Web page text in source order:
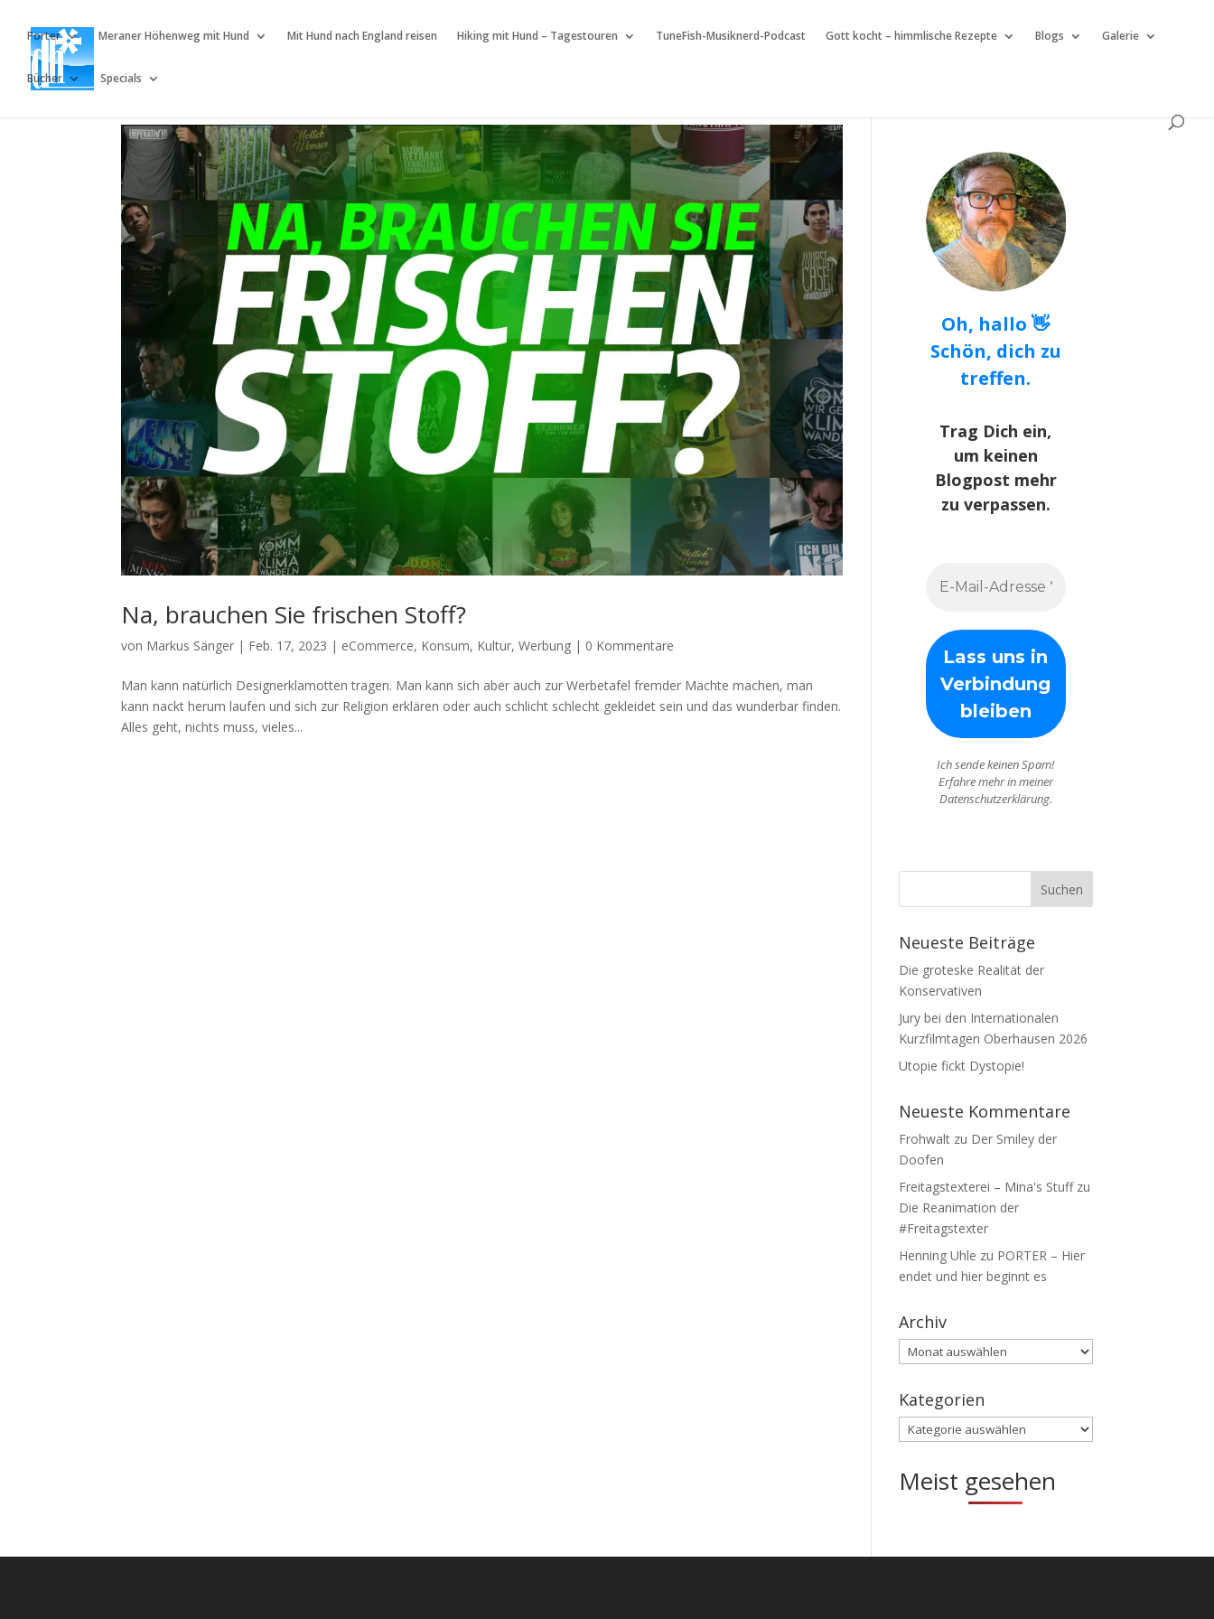
Porter Meraner Höhenweg mit Hund Mit Hund nach England reisen Hiking mit Hund – Tagestouren TuneFish-Musiknerd-Podcast Gott kocht – himmlische Rezepte Blogs Galerie
Bücher Specials
Na, brauchen Sie frischen Stoff?
von Markus Sänger | Feb. 17, 2023 | eCommerce, Konsum, Kultur,Werbung | 0 Kommentare
Man kann natürlich Designerklamotten tragen. Man kann sich aber auch zur Werbetafel fremder Mächte machen, man
kann nackt herum laufen und sich zur Religion erklären oder auch schlicht schlecht gekleidet sein und das wunderbar finden.
Alles geht, nichts muss, vieles...
Oh, hallo 👋
Schön, dich zu
treffen.
Trag Dich ein,
um keinen
Blogpost mehr
zu verpassen.
Ich sende keinen Spam!
Erfahre mehr in meiner
Datenschutzerklärung.
Neueste Beiträge
Die groteske Realität der
Konservativen
Jury bei den Internationalen
Kurzfilmtagen Oberhausen 2026
Utopie fickt Dystopie!
Neueste Kommentare
Frohwaltzu Der Smiley der
Doofen
Freitagstexterei – Mina's Stuffzu
Die Reanimation der
#Freitagstexter
Henning Uhle zu PORTER – Hier
endet und hier beginnt es
Archiv
Archiv
Kategorien
Kategorien
Meist gesehen